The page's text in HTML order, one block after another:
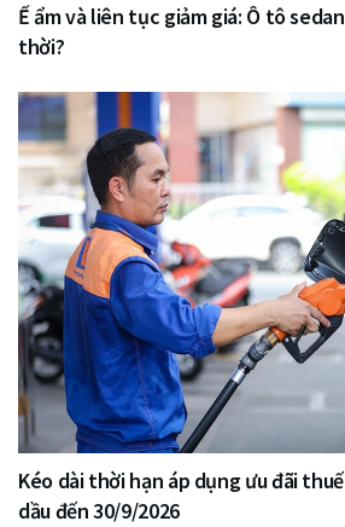
Ế ẩm và liên tục giảm giá: Ô tô
thời?
Kéo dài thời hạn áp dụng ưu đãi
dầu đến 30/9/2026